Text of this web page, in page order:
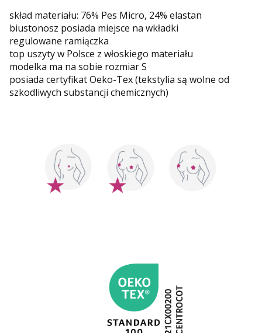
skład materiału: 76% Pes Micro, 24% elastan
biustonosz posiada miejsce na wkładki
regulowane ramiączka
top uszyty w Polsce z włoskiego materiału
modelka ma na sobie rozmiar S
posiada certyfikat Oeko-Tex (tekstylia są wolne od
szkodliwych substancji chemicznych)